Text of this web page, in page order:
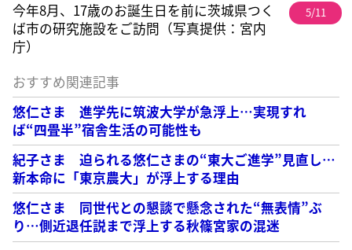
今年8月、17歳のお誕生日を前に茨城県つく
ば市の研究施設をご訪問（写真提供：宮内
庁）
5/11
おすすめ関連記事
悠仁さま 進学先に筑波大学が急浮上…実現すれ
ば“四畳半”宿舎生活の可能性も
紀子さま 迫られる悠仁さまの“東大ご進学”見直し…
新本命に「東京農大」が浮上する理由
悠仁さま 同世代との懇談で懸念された“無表情”ぶ
り…側近退任説まで浮上する秋篠宮家の混迷